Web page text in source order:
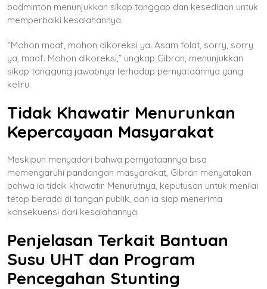
badminton menunjukkan sikap tanggap dan kesediaan untuk
memperbaiki kesalahannya.
“Mohon maaf, mohon dikoreksi ya. Asam folat, sorry, sorry
ya, maaf. Mohon dikoreksi,” ungkap Gibran, menunjukkan
sikap tanggung jawabnya terhadap pernyataannya yang
keliru.
Tidak Khawatir Menurunkan
Kepercayaan Masyarakat
Meskipun menyadari bahwa pernyataannya bisa
memengaruhi pandangan masyarakat, Gibran menyatakan
bahwa ia tidak khawatir. Menurutnya, keputusan untuk menilai
tetap berada di tangan publik, dan ia siap menerima
konsekuensi dari kesalahannya.
Penjelasan Terkait Bantuan
Susu UHT dan Program
Pencegahan Stunting